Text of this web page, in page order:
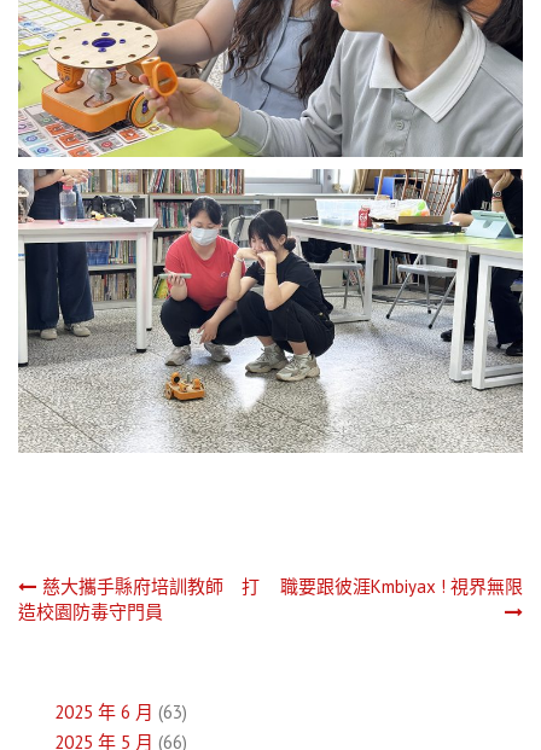
文
覽
慈大攜手縣府培訓教師 打
造校園防毒守門員
職要跟彼涯Kmbiyax ! 視界無限
2025 年 6 月 (63)
2025 年 5 月 (66)